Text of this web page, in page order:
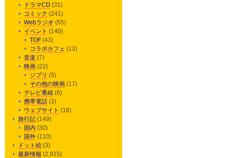
ドラマCD (31)
コミック (241)
Webラジオ (55)
イベント (140)
TOF (43)
コラボカフェ (13)
音楽 (7)
映画 (22)
ジブリ (5)
その他の映画 (17)
テレビ番組 (6)
携帯電話 (3)
ウェブサイト (18)
旅行記 (149)
国内 (30)
国外 (110)
ドット絵 (3)
最新情報 (2,915)